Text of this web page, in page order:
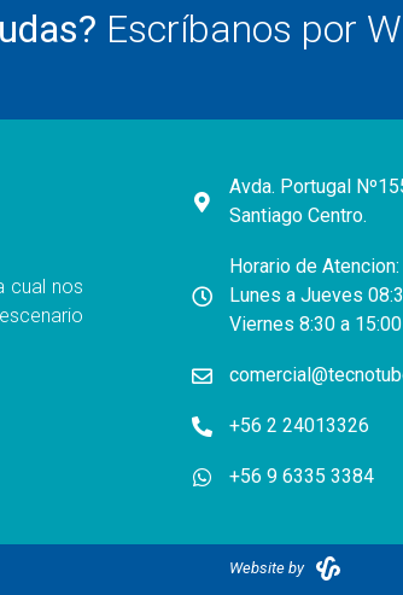
Escríbanos por
cual nos
Avda. Portugal
Santiago Centro.
Horario de Atencion:
Lunes a Jueves
Viernes 8:30 a
+56 2 24013326
+56 9 6335 3384
Website by